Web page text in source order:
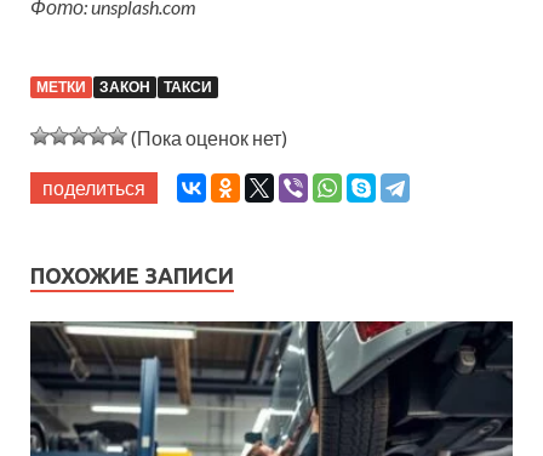
Фото: unsplash.com
МЕТКИ ЗАКОН ТАКСИ
(Пока оценок нет)
поделиться
ПОХОЖИЕ ЗАПИСИ